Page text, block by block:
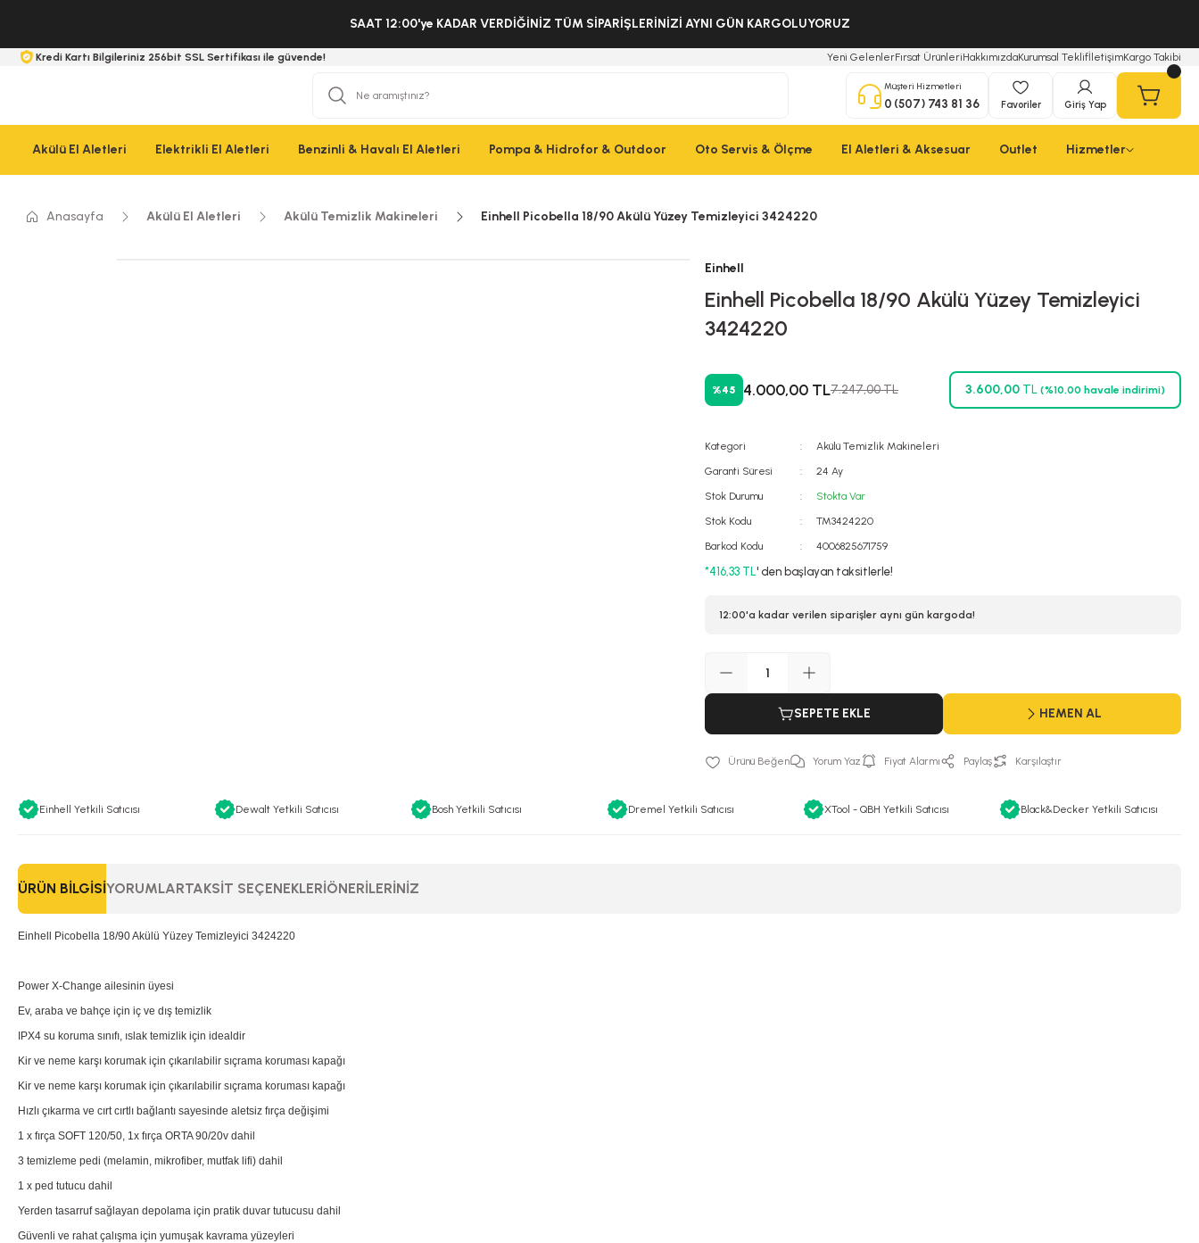
SAAT 12:00'ye KADAR VERDİĞİNİZ TÜM SİPARİŞLERİNİZİ AYNI GÜN KARGOLUYORUZ
Kredi Kartı Bilgileriniz 256bit SSL Sertifikası ile güvende! Yeni GelenlerFırsat ÜrünleriHakkımızdaKurumsal TeklifİletişimKargo Takibi
Müşteri Hizmetleri
0 (507) 743 81 36 Favoriler Giriş Yap
Akülü El Aletleri Elektrikli El Aletleri Benzinli & Havalı El Aletleri Pompa & Hidrofor & Outdoor Oto Servis & Ölçme El Aletleri & Aksesuar Outlet Hizmetler
Anasayfa Akülü El Aletleri Akülü Temizlik Makineleri Einhell Picobella 18/90 Akülü Yüzey Temizleyici 3424220
Einhell
Einhell Picobella 18/90 Akülü Yüzey Temizleyici
3424220
%45 4.000,00 TL7.247,00 TL 3.600,00 TL (%10,00 havale indirimi)
Kategori
Akülü Temizlik Makineleri
Garanti Süresi
24 Ay
Stok Durumu
Stokta Var
Stok Kodu
TM3424220
Barkod Kodu
4006825671759
*416,33 TL' den başlayan taksitlerle!
12:00'a kadar verilen siparişler aynı gün kargoda!
SEPETE EKLE HEMEN AL
Yorum Yaz Fiyat Alarmı Paylaş Karşılaştır
Einhell Yetkili Satıcısı Dewalt Yetkili Satıcısı Bosh Yetkili Satıcısı Dremel Yetkili Satıcısı XTool - QBH Yetkili Satıcısı Black&Decker Yetkili Satıcısı
ÜRÜN BILGISIYORUMLARTAKSIT SEÇENEKLERIÖNERILERINIZ
Einhell Picobella 18/90 Akülü Yüzey Temizleyici 3424220
Power X-Change ailesinin üyesi
Ev, araba ve bahçe için iç ve dış temizlik
IPX4 su koruma sınıfı, ıslak temizlik için idealdir
Kir ve neme karşı korumak için çıkarılabilir sıçrama koruması kapağı
Kir ve neme karşı korumak için çıkarılabilir sıçrama koruması kapağı
Hızlı çıkarma ve cırt cırtlı bağlantı sayesinde aletsiz fırça değişimi
1 x fırça SOFT 120/50, 1x fırça ORTA 90/20v dahil
3 temizleme pedi (melamin, mikrofiber, mutfak lifi) dahil
1 x ped tutucu dahil
Yerden tasarruf sağlayan depolama için pratik duvar tutucusu dahil
Güvenli ve rahat çalışma için yumuşak kavrama yüzeyleri